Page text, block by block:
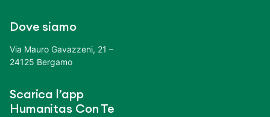
Dove siamo
Via Mauro Gavazzeni, 21 –
24125 Bergamo
Scarica l’app
Humanitas Con Te